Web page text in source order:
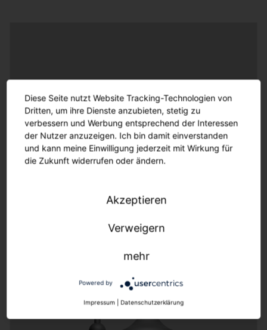
Diese Seite nutzt Website Tracking-Technologien von
Dritten, um ihre Dienste anzubieten, stetig zu
verbessern und Werbung entsprechend der Interessen
der Nutzer anzuzeigen. Ich bin damit einverstanden
und kann meine Einwilligung jederzeit mit Wirkung für
die Zukunft widerrufen oder ändern.
Akzeptieren
Verweigern
mehr
Powered by
Impressum | Datenschutzerklärung